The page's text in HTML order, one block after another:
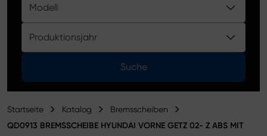
Modell
Produktionsjahr
Suche
Startseite Katalog Bremsscheiben
QD0913 BREMSSCHEIBE HYUNDAI VORNE GETZ 02- Z ABS MIT